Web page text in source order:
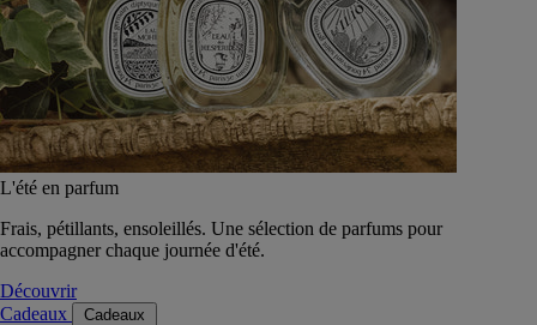
L'été en parfum
Frais, pétillants, ensoleillés. Une sélection de parfums pour
accompagner chaque journée d'été.
Découvrir
Cadeaux
Cadeaux